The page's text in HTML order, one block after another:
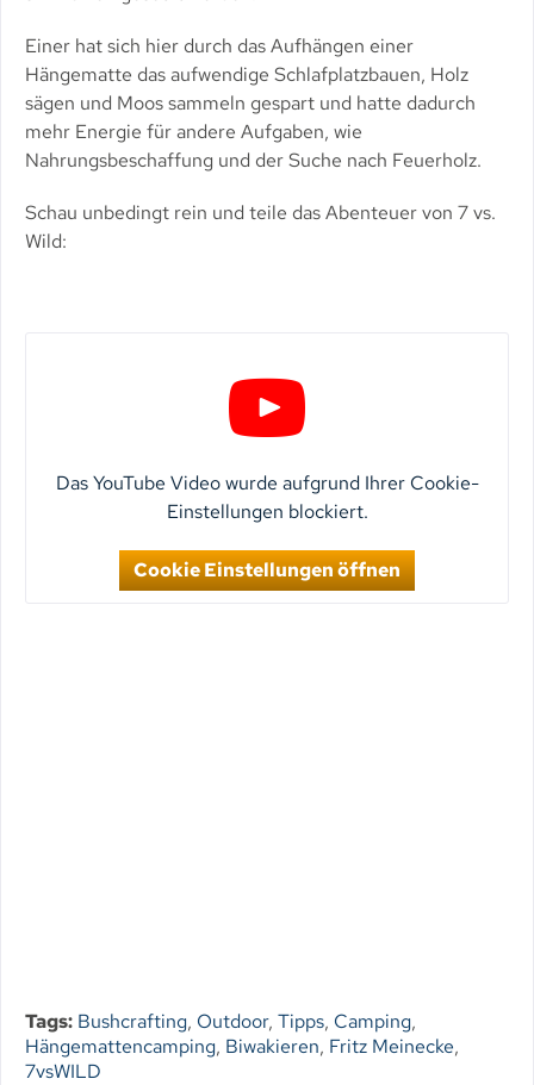
Einer hat sich hier durch das Aufhängen einer
Hängematte das aufwendige Schlafplatzbauen, Holz
sägen und Moos sammeln gespart und hatte dadurch
mehr Energie für andere Aufgaben, wie
Nahrungsbeschaffung und der Suche nach Feuerholz.
Schau unbedingt rein und teile das Abenteuer von 7 vs.
Wild:
Das YouTube Video wurde aufgrund Ihrer Cookie-
Einstellungen blockiert.
Cookie Einstellungen öffnen
Tags: Bushcrafting, Outdoor, Tipps, Camping,
Hängemattencamping, Biwakieren, Fritz Meinecke,
7vsWILD